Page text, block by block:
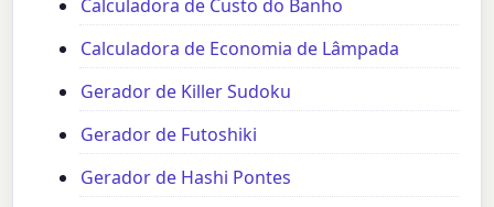
Calculadora de Custo do Banho
Calculadora de Economia de Lâmpada
Gerador de Killer Sudoku
Gerador de Futoshiki
Gerador de Hashi Pontes